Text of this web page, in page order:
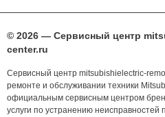
© 2026 — Сервисный центр
center.ru
Сервисный центр mitsubishielectric-
ремонте и обслуживании техники
официальным сервисным центром
услуги по устранению неисправностей